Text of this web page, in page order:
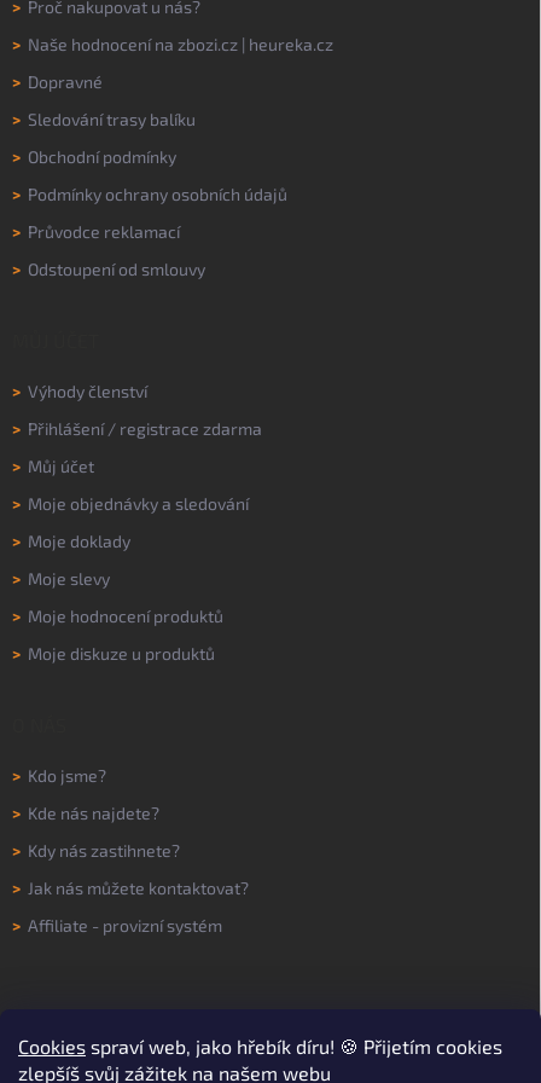
Cookies spraví web, jako hřebík díru! 🍪 Přijetím cookies
zlepšíš svůj zážitek na našem webu
> Proč nakupovat u nás?
> Naše hodnocení na zbozi.cz | heureka.cz
> Dopravné
> Sledování trasy balíku
> Obchodní podmínky
> Podmínky ochrany osobních údajů
> Průvodce reklamací
> Odstoupení od smlouvy
> Výhody členství
> Přihlášení/ registrace zdarma
> Můj účet
> Moje objednávky a sledování
> Moje doklady
> Moje slevy
> Moje hodnocení produktů
> Moje diskuze u produktů
> Kdo jsme?
> Kde nás najdete?
> Kdy nás zastihnete?
> Jak nás můžete kontaktovat?
> Affiliate - provizní systém